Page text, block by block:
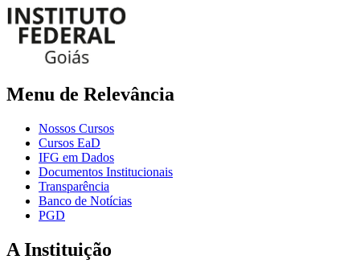
Menu de Relevância
Nossos Cursos
Cursos EaD
IFG em Dados
Documentos Institucionais
Transparência
Banco de Notícias
PGD
A Instituição